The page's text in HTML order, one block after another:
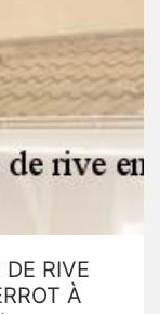
RIVE
À